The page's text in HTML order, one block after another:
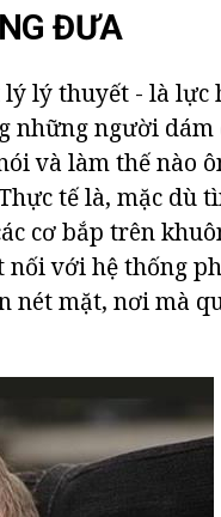
ĐƯA
lý thuyết - là lực
những người dám
và làm thế nào
tế là, mặc dù
cơ bắp trên
nối với hệ thống
nét mặt, nơi mà